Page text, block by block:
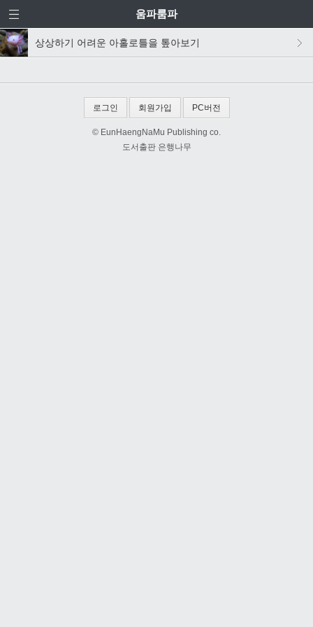
움파룸파
상상하기 어려운 아홀로틀을 톺아보기
로그인 회원가입 PC버전
© EunHaengNaMu Publishing co.
도서출판 은행나무